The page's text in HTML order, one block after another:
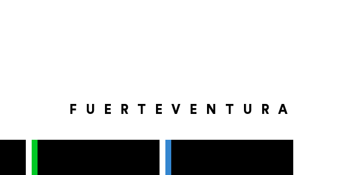
FUERTEVENTURA